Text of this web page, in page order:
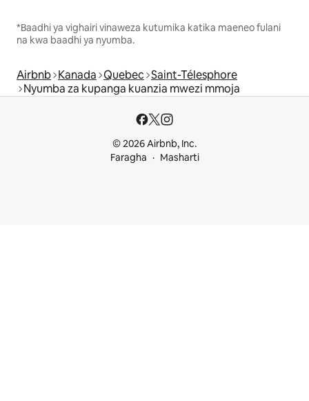
*Baadhi ya vighairi vinaweza kutumika katika maeneo fulani
na kwa baadhi ya nyumba.
Airbnb Kanada Quebec Saint-Télesphore
Nyumba za kupanga kuanzia mwezi mmoja
© 2026 Airbnb, Inc.
Faragha
Masharti